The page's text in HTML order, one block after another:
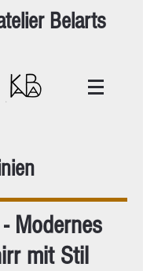
Belarts
Modernes
mit Stil